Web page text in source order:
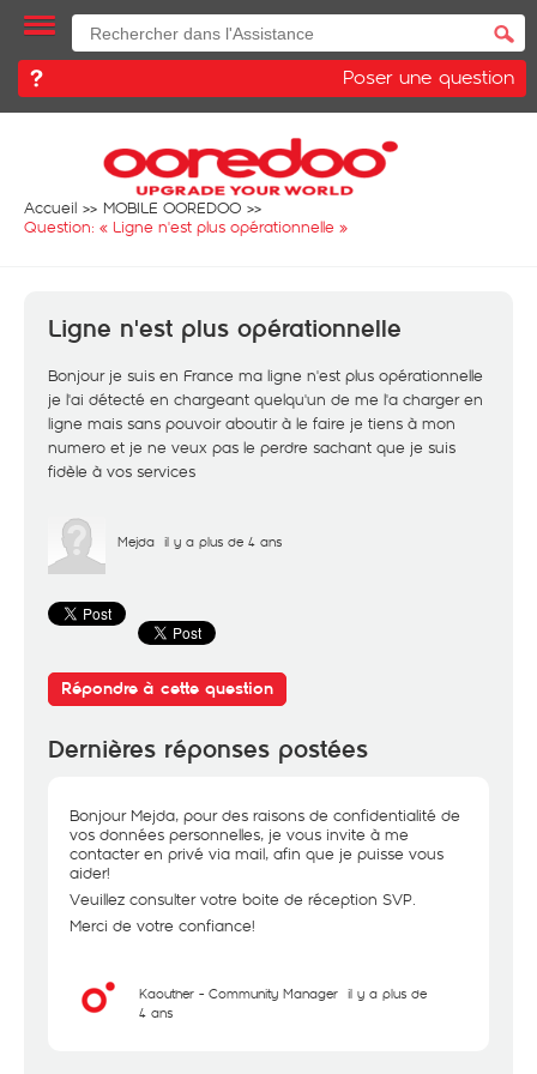
Poser une question
Accueil
MOBILE OOREDOO
Question: « Ligne n'est plus opérationnelle »
Ligne n'est plus opérationnelle
Bonjour je suis en France ma ligne n'est plus opérationnelle
je l'ai détecté en chargeant quelqu'un de me l'a charger en
ligne mais sans pouvoir aboutir à le faire je tiens à mon
numero et je ne veux pas le perdre sachant que je suis
fidèle à vos services
Mejda il y a plus de 4 ans
Répondre à cette question
Dernières réponses postées
Bonjour Mejda, pour des raisons de confidentialité de
vos données personnelles, je vous invite à me
contacter en privé via mail, afin que je puisse vous
aider!
Veuillez consulter votre boite de réception SVP.
Merci de votre confiance!
Kaouther - Community Manager il y a plus de
4 ans